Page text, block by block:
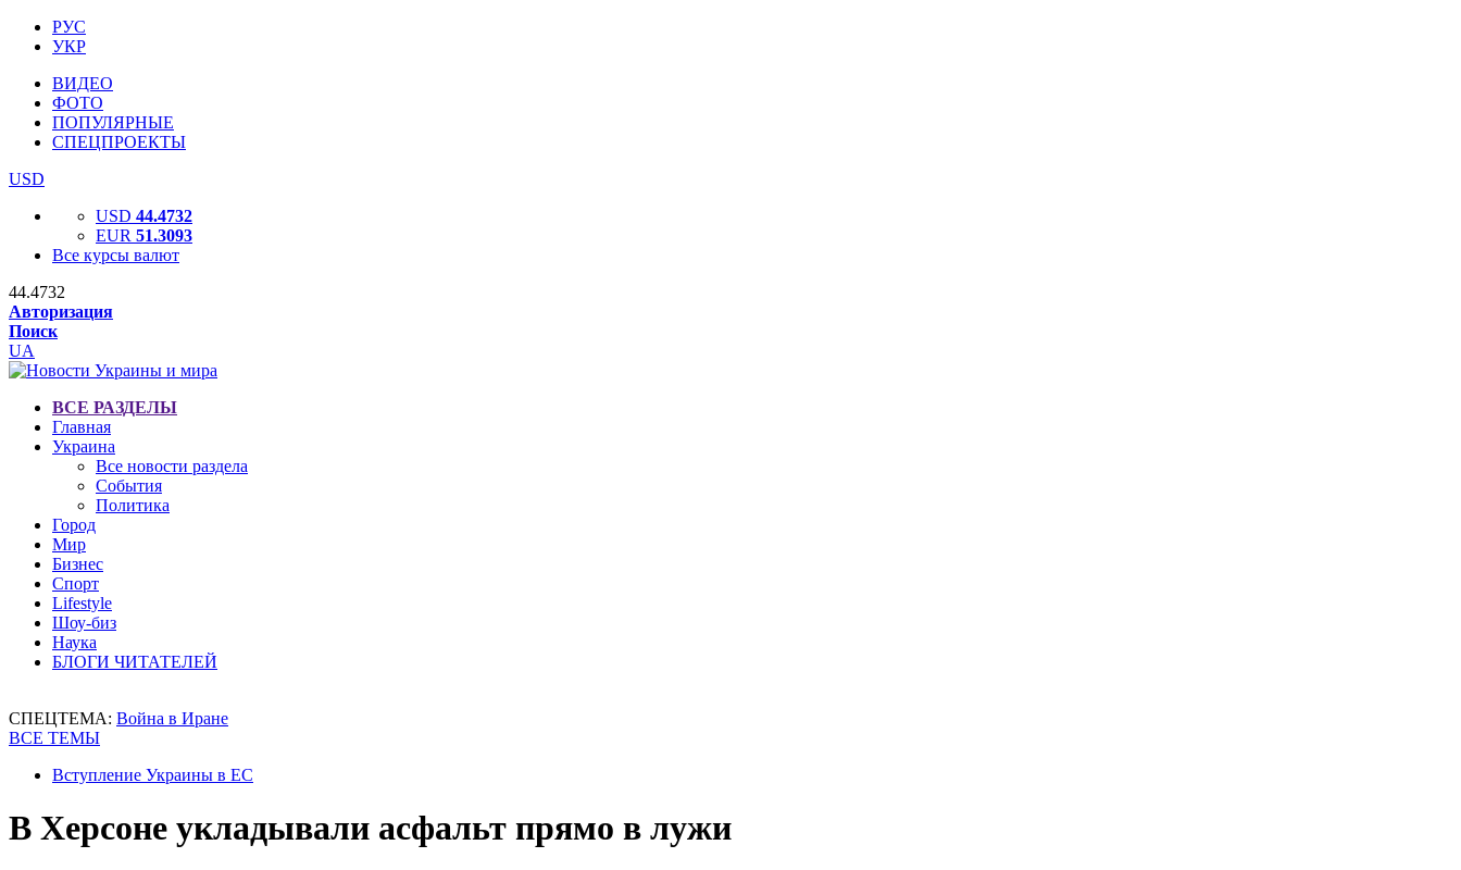
РУС
УКР
ВИДЕО
ФОТО
ПОПУЛЯРНЫЕ
СПЕЦПРОЕКТЫ
USD
USD 44.4732
EUR 51.3093
Все курсы валют
44.4732
Авторизация
Поиск
UA
ВСЕ РАЗДЕЛЫ
Главная
Украина
Все новости раздела
События
Политика
Город
Мир
Бизнес
Спорт
Lifestyle
Шоу-биз
Наука
БЛОГИ ЧИТАТЕЛЕЙ
СПЕЦТЕМА: Война в Иране
ВСЕ ТЕМЫ
Вступление Украины в ЕС
В Херсоне укладывали асфальт прямо в лужи